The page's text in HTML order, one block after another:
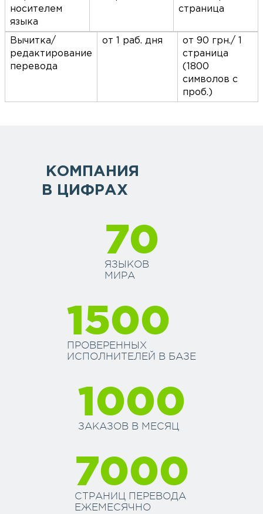
носителем
языка
страница
Вычитка/
редактирование
перевода
от 1 раб. дня
от 90 грн./ 1
страница
(1800
символов с
проб.)
70
ЯЗЫКОВ
МИРА
1500
ПРОВЕРЕННЫХ
ИСПОЛНИТЕЛЕЙ В БАЗЕ
1000
ЗАКАЗОВ В МЕСЯЦ
7000
СТРАНИЦ ПЕРЕВОДА
ЕЖЕМЕСЯЧНО
КОМПАНИЯ
В ЦИФРАХ